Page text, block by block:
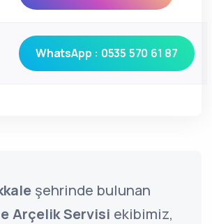
WhatsApp : 0535 570 61 87
şehrinde bulunan
Arçelik Servisi ekibimiz,